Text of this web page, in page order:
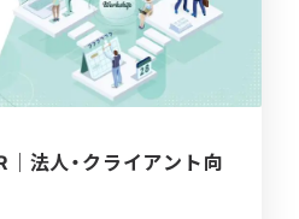
法人・クライアント向